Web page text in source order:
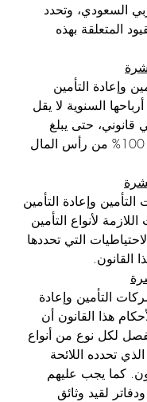
السعودي، وتحدد
المتعلقة بهذه
وإعادة التأمين
السنوية لا يقل
قانوني، حتى يبلغ
إجمالي الاحتياطي 100% من رأس المال
وإعادة التأمين
لأنواع التأمين
التي تحددها
القانون.
التأمين وإعادة
هذا القانون أن
لكل نوع من أنواع
تحدده اللائحة
كما يجب عليهم
لقيد وثائق